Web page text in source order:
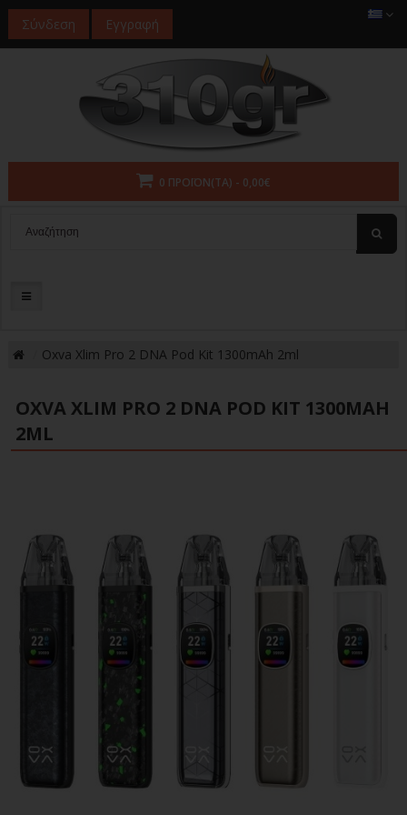
Σύνδεση Εγγραφή
0 ΠΡΟΪΌΝ(ΤΑ) - 0,00€
Oxva Xlim Pro 2 DNA Pod Kit 1300mAh 2ml
OXVA XLIM PRO 2 DNA POD KIT 1300MAH
2ML